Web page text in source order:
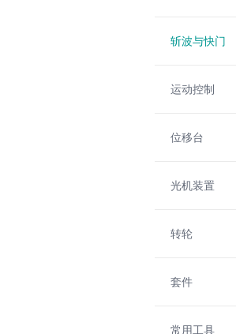
斩波与快门
运动控制
位移台
光机装置
转轮
套件
常用工具